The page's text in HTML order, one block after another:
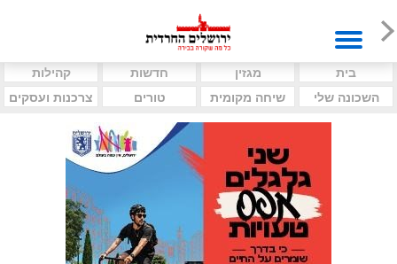
בית מגזין חדשות
קהילות
השכונה שלי
שיחה מקומית טורים צרכנות ועסקים